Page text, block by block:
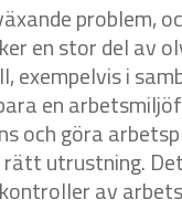
en stor del av
i
en
och göra
utrustning.
av